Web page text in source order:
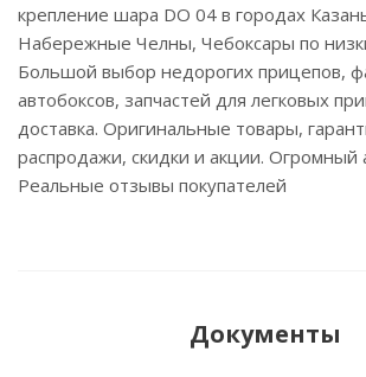
крепление шара DO 04 в городах
Набережные Челны, Чебоксары по
Большой выбор недорогих прицепов,
автобоксов, запчастей для легковых
доставка. Оригинальные товары,
распродажи, скидки и акции. Огромный
Реальные отзывы покупателей
Документы